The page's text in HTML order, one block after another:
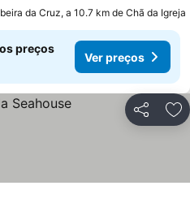
da Cruz, a 10.7 km de Chã da Igreja
preços
Ver preços
Partilhar